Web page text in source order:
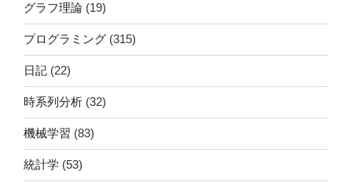
グラフ理論 (19)
プログラミング (315)
日記 (22)
時系列分析 (32)
機械学習 (83)
統計学 (53)